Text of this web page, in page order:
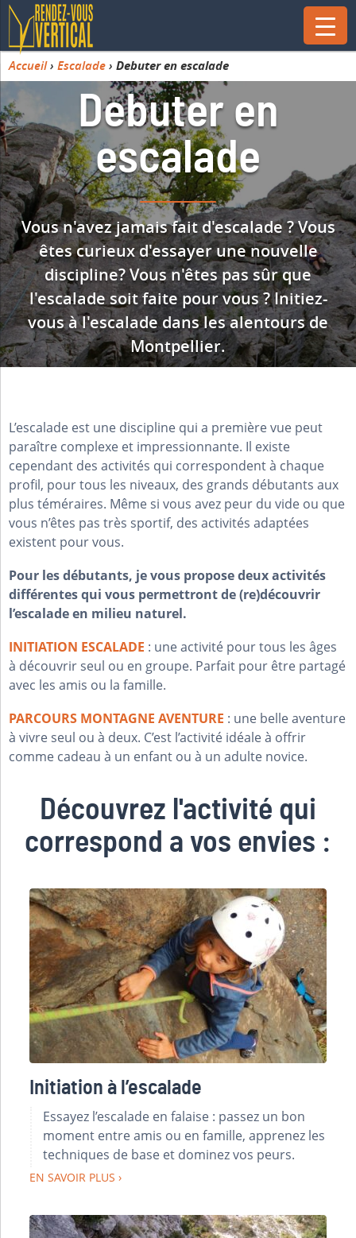
Accueil›Escalade›Debuter en escalade
Debuter en
escalade
Vous n'avez jamais fait d'escalade ? Vous
êtes curieux d'essayer une nouvelle
discipline? Vous n'êtes pas sûr que
l'escalade soit faite pour vous ? Initiez-
vous à l'escalade dans les alentours de
Montpellier.
L’escalade est une discipline qui a première vue peut
paraître complexe et impressionnante. Il existe
cependant des activités qui correspondent à chaque
profil, pour tous les niveaux, des grands débutants aux
plus téméraires. Même si vous avez peur du vide ou que
vous n’êtes pas très sportif, des activités adaptées
existent pour vous.
Pour les débutants, je vous propose deux activités
différentes qui vous permettront de (re)découvrir
l’escalade en milieu naturel.
INITIATION ESCALADE : une activité pour tous les âges
à découvrir seul ou en groupe. Parfait pour être partagé
avec les amis ou la famille.
PARCOURS MONTAGNE AVENTURE : une belle aventure
à vivre seul ou à deux. C’est l’activité idéale à offrir
comme cadeau à un enfant ou à un adulte novice.
Découvrez l'activité qui
correspond a vos envies :
Initiation à l’escalade
Essayez l’escalade en falaise : passez un bon
moment entre amis ou en famille, apprenez les
techniques de base et dominez vos peurs.
EN SAVOIR PLUS